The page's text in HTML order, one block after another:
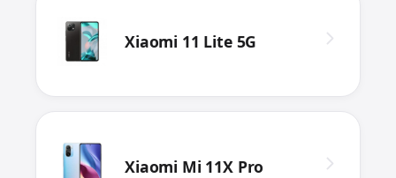
Xiaomi 11 Lite 5G
Xiaomi Mi 11X Pro